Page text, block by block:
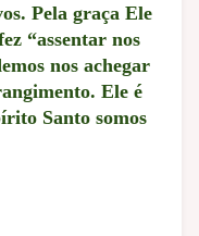
Pela graça Ele
“assentar nos
nos achegar
Ele é
Santo somos